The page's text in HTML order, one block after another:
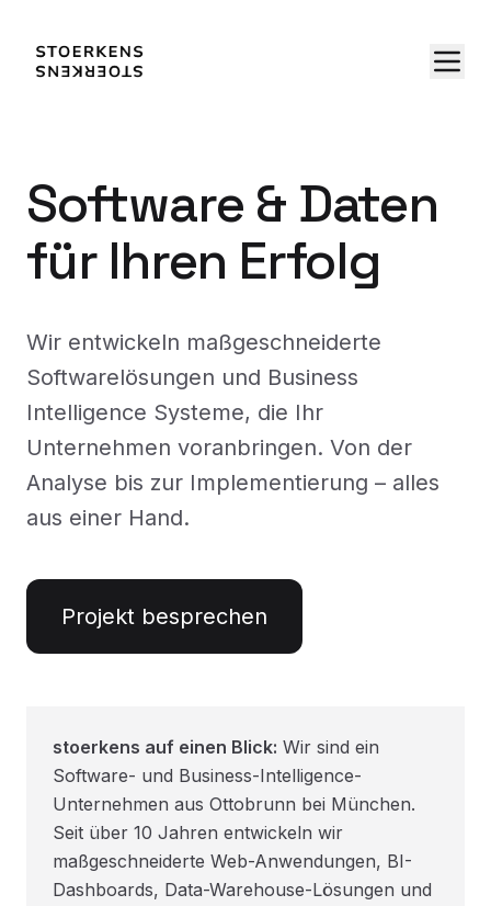
Software & Daten
für Ihren Erfolg
Wir entwickeln maßgeschneiderte
Softwarelösungen und Business
Intelligence Systeme, die Ihr
Unternehmen voranbringen. Von der
Analyse bis zur Implementierung – alles
aus einer Hand.
Projekt besprechen
stoerkens auf einen Blick: Wir sind ein
Software- und Business-Intelligence-
Unternehmen aus Ottobrunn bei München.
Seit über 10 Jahren entwickeln wir
maßgeschneiderte Web-Anwendungen, BI-
Dashboards, Data-Warehouse-Lösungen und